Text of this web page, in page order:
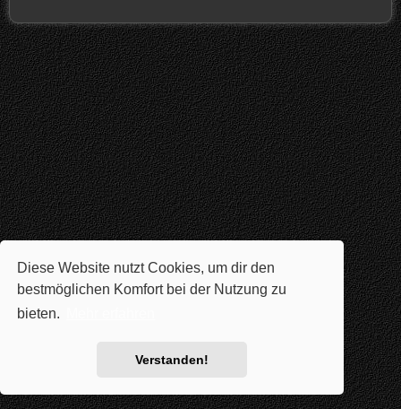
Diese Website nutzt Cookies, um dir den
bestmöglichen Komfort bei der Nutzung zu
bieten.
Verstanden!